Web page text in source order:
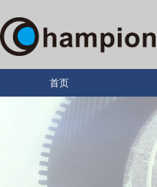
首页